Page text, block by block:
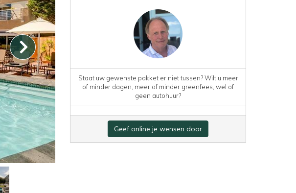
Staat uw gewenste pakket er niet tussen? Wilt u meer
of minder dagen, meer of minder greenfees, wel of
geen autohuur?
Geef online je wensen door